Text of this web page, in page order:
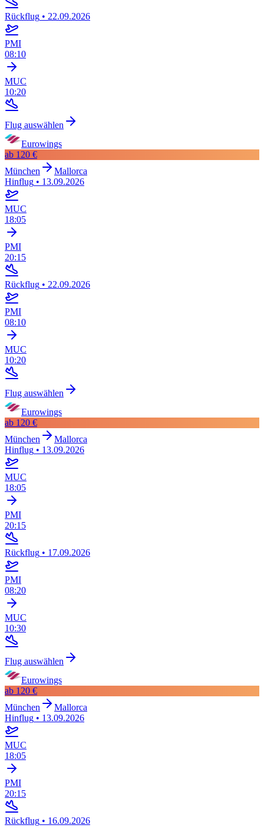
Rückflug • 22.09.2026
PMI
08:10
MUC
10:20
Flug auswählen
Eurowings
ab 120 €
München
Mallorca
Hinflug • 13.09.2026
MUC
18:05
PMI
20:15
Rückflug • 22.09.2026
PMI
08:10
MUC
10:20
Flug auswählen
Eurowings
ab 120 €
München
Mallorca
Hinflug • 13.09.2026
MUC
18:05
PMI
20:15
Rückflug • 17.09.2026
PMI
08:20
MUC
10:30
Flug auswählen
Eurowings
ab 120 €
München
Mallorca
Hinflug • 13.09.2026
MUC
18:05
PMI
20:15
Rückflug • 16.09.2026